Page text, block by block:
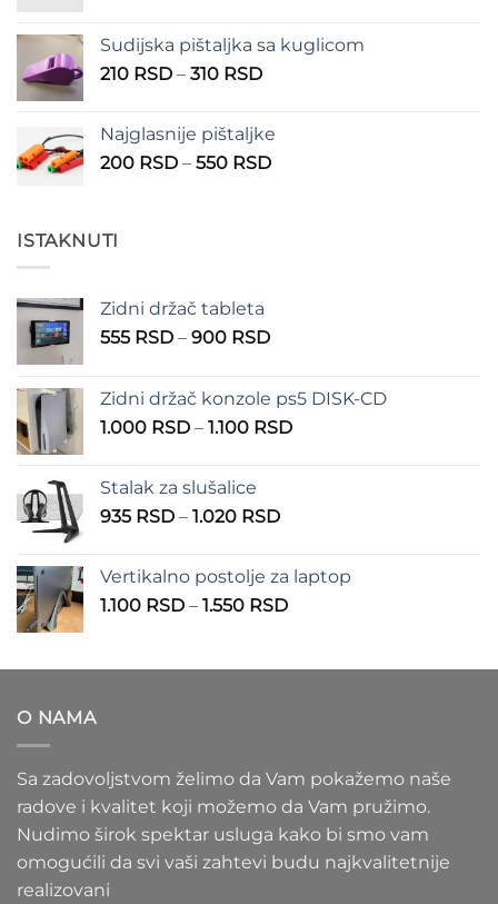
Sudijska pištaljka sa kuglicom
210 RSD – 310 RSDRaspon
210 RSD
do
Najglasnije pištaljke
200 RSD – 550 RSDRaspon
ISTAKNUTI
Zidni držač tableta
555 RSD – 900 RSDRaspon
555 RSD
do
Zidni držač konzole ps5 DISK-CD
1.000 RSD – 1.100 RSDRaspon
Stalak za slušalice
935 RSD – 1.020 RSDRaspon
935 RSD
do
Vertikalno postolje za laptop
1.100 RSD – 1.550 RSDRaspon
1.100 RSD
O NAMA
Sa zadovoljstvom želimo da Vam pokažemo naše
radove i kvalitet koji možemo da Vam pružimo.
Nudimo širok spektar usluga kako bi smo vam
omogućili da svi vaši zahtevi budu najkvalitetnije
realizovani